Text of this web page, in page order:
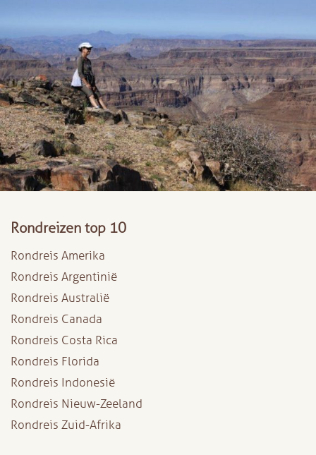
Rondreizen top 10
Rondreis Amerika
Rondreis Argentinië
Rondreis Australië
Rondreis Canada
Rondreis Costa Rica
Rondreis Florida
Rondreis Indonesië
Rondreis Nieuw-Zeeland
Rondreis Zuid-Afrika